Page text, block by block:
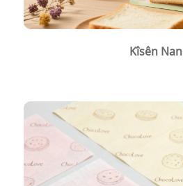
Kîsên Nan